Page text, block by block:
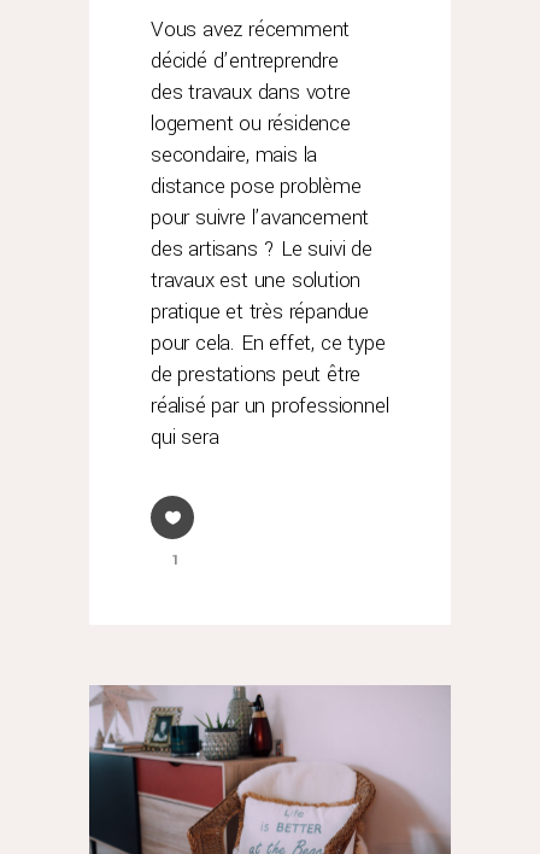
Vous avez récemment
décidé d’entreprendre
des travaux dans votre
logement ou résidence
secondaire, mais la
distance pose problème
pour suivre l’avancement
des artisans ? Le suivi de
travaux est une solution
pratique et très répandue
pour cela. En effet, ce type
de prestations peut être
réalisé par un professionnel
qui sera
1